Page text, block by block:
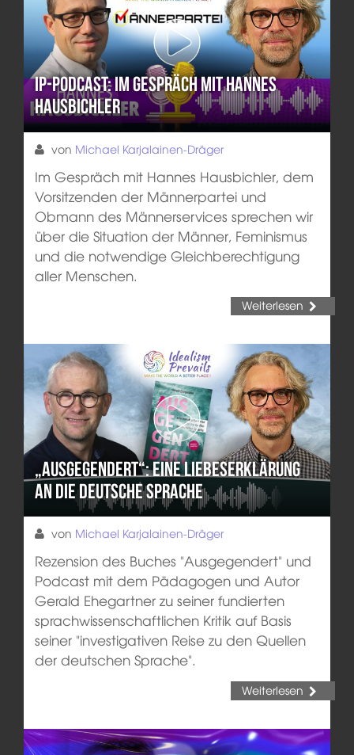
IP-Podcast: Im Gespräch mit Hannes
Hausbichler
von Michael Karjalainen-Dräger
Im Gespräch mit Hannes Hausbichler, dem
Vorsitzenden der Männerpartei und
Obmann des Männerservices sprechen wir
über die Situation der Männer, Feminismus
und die notwendige Gleichberechtigung
aller Menschen.
Weiterlesen
„Ausgegendert“: Eine Liebeserklärung
an die deutsche Sprache
von Michael Karjalainen-Dräger
Rezension des Buches "Ausgegendert" und
Podcast mit dem Pädagogen und Autor
Gerald Ehegartner zu seiner fundierten
sprachwissenschaftlichen Kritik auf Basis
seiner "investigativen Reise zu den Quellen
der deutschen Sprache".
Weiterlesen